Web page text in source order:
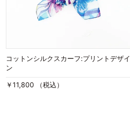
コットンシルクスカーフ:プリントデザイ
ン
￥11,800 （税込）